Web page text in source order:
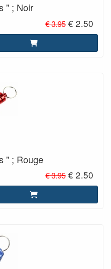
" ; Noir
€ 3.95€ 2.50
" ; Rouge
€ 3.95€ 2.50